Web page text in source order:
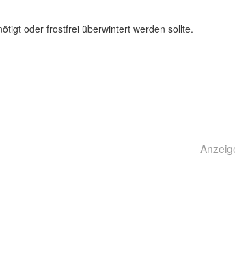
oder frostfrei überwintert werden sollte.